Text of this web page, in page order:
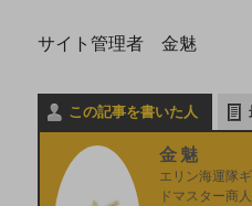
サイト管理者 金魅
この記事を書いた人
金魅
エリン海運隊
ドマスター商